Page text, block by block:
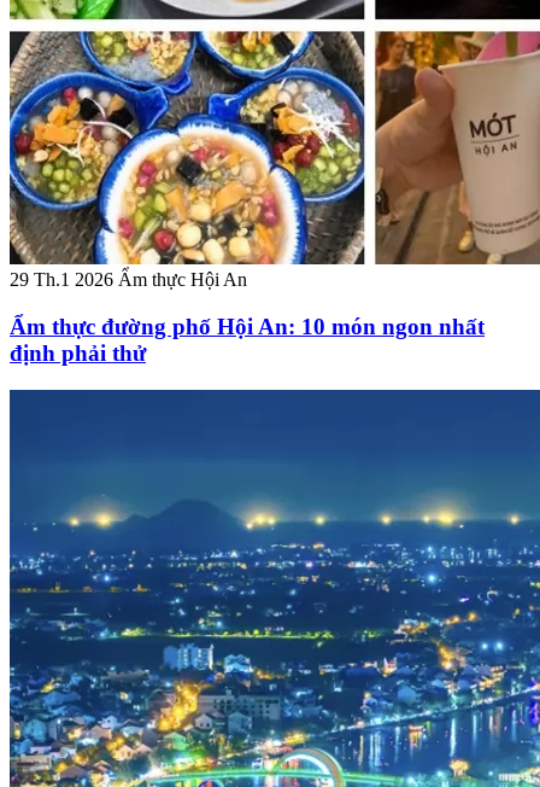
29 Th.1 2026 Ẩm thực Hội An
Ẩm thực đường phố Hội An: 10 món ngon nhất
định phải thử